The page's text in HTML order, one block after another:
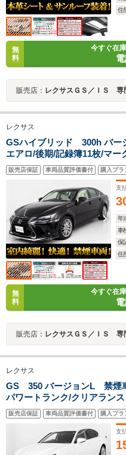
住
無
料
今すぐ在
販売店： レクサスＧＳ／ＩＳ 専門店 ＣＳ
レクサス
GSハイブリッド 300h バー
エアロ/後期/記録簿11枚/マー
本革/HUD/18インチAW/
トランク/レーダークルーズ/
シート/ステアリングヒーター
販売店保証 車両品質評価書付 購入プラ
支
年
車
保
住
無
料
今すぐ在
販売店： レクサスＧＳ／ＩＳ 専門店 ＣＳ
レクサス
GS 350 バージョンL 禁煙
パワートランク/クリアラン
ートヒーター/シートメモリ
イビーム/オートクルーズコ
販売店保証 車両品質評価書付 購入プラ
支